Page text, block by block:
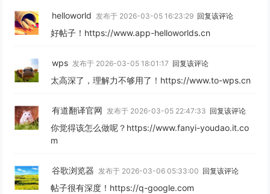
helloworld 发布于 2026-03-05 16:23:29 回复该评论
好帖子！https://www.app-helloworlds.cn
wps 发布于 2026-03-05 18:01:17 回复该评论
太高深了，理解力不够用了！https://www.to-wps.cn
有道翻译官网 发布于 2026-03-05 22:47:33 回复该评论
你觉得该怎么做呢？https://www.fanyi-youdao.it.co
m
谷歌浏览器 发布于 2026-03-06 05:33:00 回复该评论
帖子很有深度！https://q-google.com